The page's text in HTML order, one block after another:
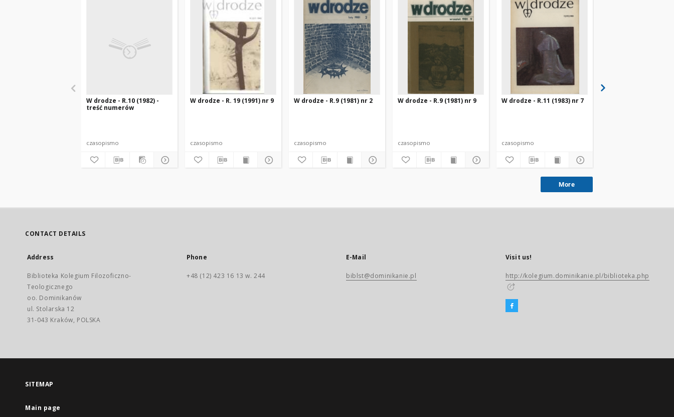
W drodze - R.10 (1982) -
treść numerów
czasopismo
W drodze - R. 19 (1991) nr 9
czasopismo
W drodze - R.9 (1981) nr 2
czasopismo
W drodze - R.9 (1981) nr 9
czasopismo
W drodze - R.11 (1983) nr 7
czasopismo
More
CONTACT DETAILS
Address
Biblioteka Kolegium Filozoficzno-
Teologicznego
oo. Dominikanów
ul. Stolarska 12
31-043 Kraków, POLSKA
Phone
+48 (12) 423 16 13 w. 244
E-Mail
biblst@dominikanie.pl
Visit us!
http://kolegium.dominikanie.pl/biblioteka.php
SITEMAP
Main page